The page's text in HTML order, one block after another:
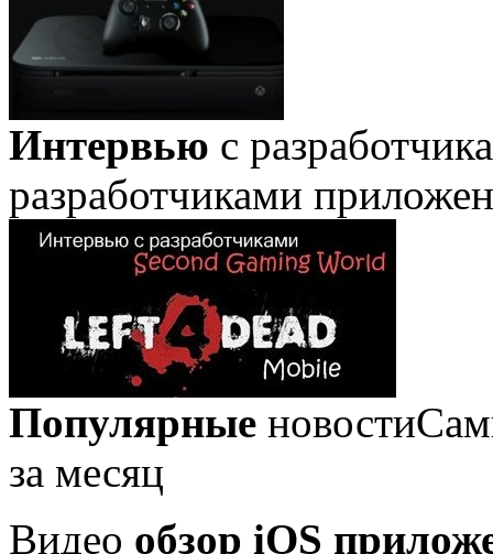
Интервью с
разработчиками
Популярные новости
за месяц
Видео обзор iOS